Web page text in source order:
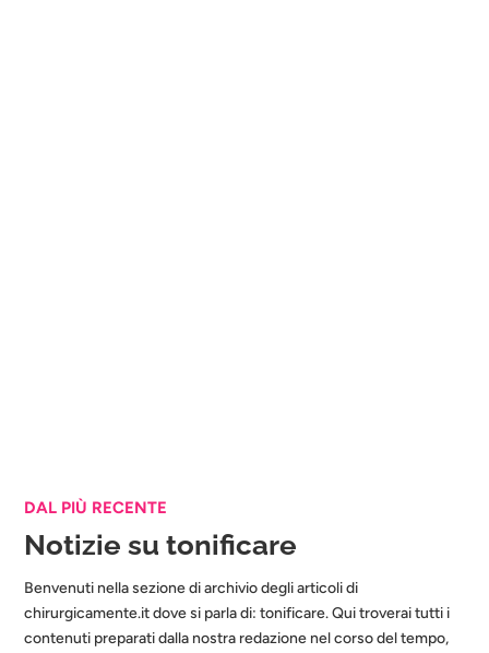
DAL PIÙ RECENTE
Notizie su tonificare
Benvenuti nella sezione di archivio degli articoli di
chirurgicamente.it dove si parla di: tonificare. Qui troverai tutti i
contenuti preparati dalla nostra redazione nel corso del tempo,